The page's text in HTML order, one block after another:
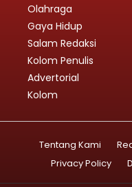
Olahraga
Gaya Hidup
Salam Redaksi
Kolom Penulis
Advertorial
Kolom
Tentang Kami
Privacy Policy